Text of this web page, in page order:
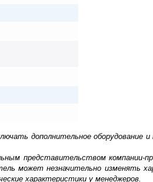
дополнительное оборудование
представительством компании-
может незначительно изменять
характеристики у менеджеров.